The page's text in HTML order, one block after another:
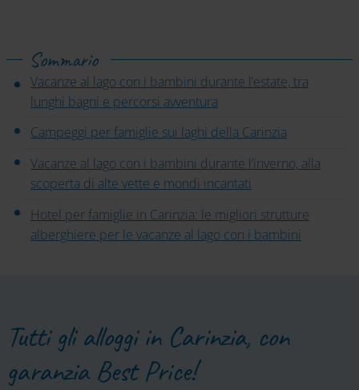
Sommario
Vacanze al lago con i bambini durante l’estate, tra
lunghi bagni e percorsi avventura
Campeggi per famiglie sui laghi della Carinzia
Vacanze al lago con i bambini durante l’inverno, alla
scoperta di alte vette e mondi incantati
Hotel per famiglie in Carinzia: le migliori strutture
alberghiere per le vacanze al lago con i bambini
Tutti gli alloggi in Carinzia, con
garanzia Best Price!